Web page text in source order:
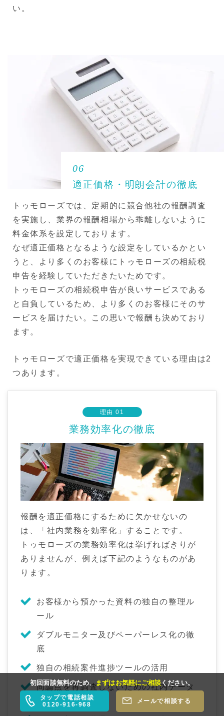
初回面談無料のため、まずはお気軽にご相談ください。
タップで電話相談
0120-916-968
メールで相談する
い。
06
適正価格・明朗会計の徹底
トゥモローズでは、定期的に競合他社の報酬調査
を実施し、業界の報酬相場から乖離しないように
料金体系を設定しております。
なぜ適正価格となるような設定をしているかとい
うと、より多くのお客様にトゥモローズの相続税
申告を経験していただきたいためです。
トゥモローズの相続税申告が良いサービスである
と自負しているため、より多くのお客様にそのサ
ービスを届けたい。この思いで報酬も決めており
ます。
トゥモローズで適正価格を実現できている理由は2
つあります。
理由 01
業務効率化の徹底
報酬を適正価格にするために欠かせないの
は、「社内業務を効率化」することです。
トゥモローズの業務効率化は挙げればきりが
ありませんが、例えば下記のようなものがあ
ります。
お客様から預かった資料の独自の整理ル
ール
ダブルモニター及びペーパーレス化の徹
底
独自の相続案件進捗ツールの活用
同論点を再調査しないための社内データ
ベースの徹底